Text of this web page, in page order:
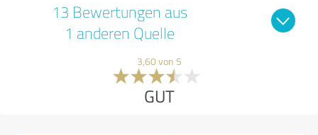
13 Bewertungen aus
1 anderen Quelle
3,60 von 5
GUT